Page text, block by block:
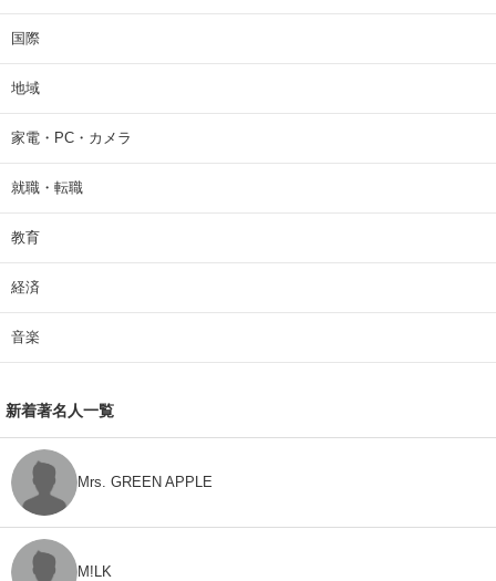
国際
地域
家電・PC・カメラ
就職・転職
教育
経済
音楽
新着著名人一覧
Mrs. GREEN APPLE
M!LK